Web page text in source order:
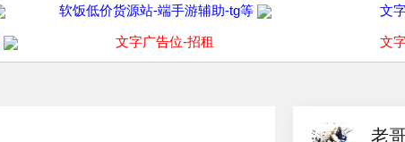
软饭低价货源站-端手游辅助-tg等 文
文字广告位-招租 文
老